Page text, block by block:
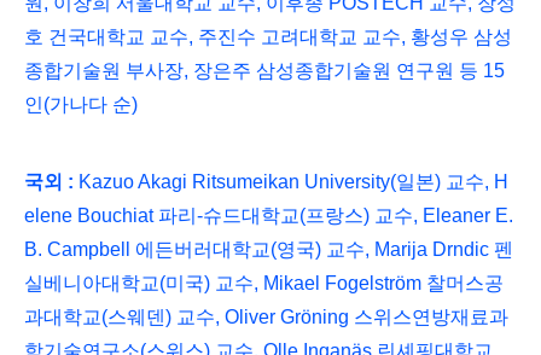
호 건국대학교 교수, 주진수 고려대학교 교수, 황성우 삼성
종합기술원 부사장, 장은주 삼성종합기술원 연구원 등 15
인(가나다 순)
국외 : Kazuo Akagi Ritsumeikan University(일본) 교수, H
elene Bouchiat 파리 -슈드대학교(프랑스) 교수, Eleaner E.
B. Campbell 에든버러대학교(영국) 교수, Marija Drndic 펜
실베니아대학교(미국) 교수, Mikael Fogelström 찰머스공
과대학교(스웨덴 ) 교수, Oliver Gröning 스위스연방재료과
학기술연구소(스위스) 교수, Olle Inganäs 린셰핑대학교